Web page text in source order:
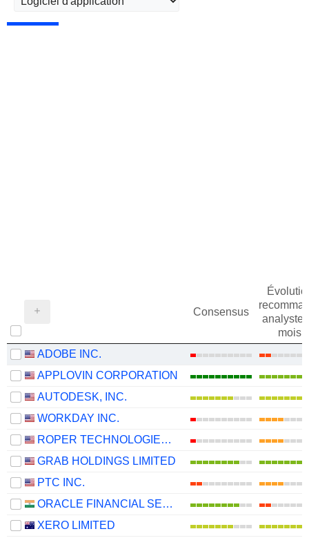
Consensus
mois
ADOBE INC.
APPLOVIN CORPORATION
AUTODESK, INC.
WORKDAY INC.
ROPER TECHNOLOGIES, INC.
GRAB HOLDINGS LIMITED
PTC INC.
ORACLE FINANCIAL SERVICES SOFTWARE LIMITED
XERO LIMITED